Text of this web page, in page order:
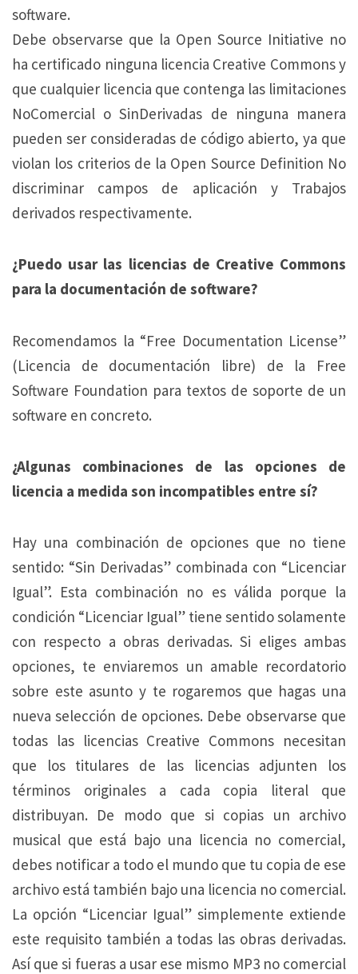
software.
Debe observarse que la Open Source Initiative no
ha certificado ninguna licencia Creative Commons y
que cualquier licencia que contenga las limitaciones
NoComercial o SinDerivadas de ninguna manera
pueden ser consideradas de código abierto, ya que
violan los criterios de la Open Source Definition No
discriminar campos de aplicación y Trabajos
derivados respectivamente.
¿Puedo usar las licencias de Creative Commons
para la documentación de software?
Recomendamos la “Free Documentation License”
(Licencia de documentación libre) de la Free
Software Foundation para textos de soporte de un
software en concreto.
¿Algunas combinaciones de las opciones de
licencia a medida son incompatibles entre sí?
Hay una combinación de opciones que no tiene
sentido: “Sin Derivadas” combinada con “Licenciar
Igual”. Esta combinación no es válida porque la
condición “Licenciar Igual” tiene sentido solamente
con respecto a obras derivadas. Si eliges ambas
opciones, te enviaremos un amable recordatorio
sobre este asunto y te rogaremos que hagas una
nueva selección de opciones. Debe observarse que
todas las licencias Creative Commons necesitan
que los titulares de las licencias adjunten los
términos originales a cada copia literal que
distribuyan. De modo que si copias un archivo
musical que está bajo una licencia no comercial,
debes notificar a todo el mundo que tu copia de ese
archivo está también bajo una licencia no comercial.
La opción “Licenciar Igual” simplemente extiende
este requisito también a todas las obras derivadas.
Así que si fueras a usar ese mismo MP3 no comercial